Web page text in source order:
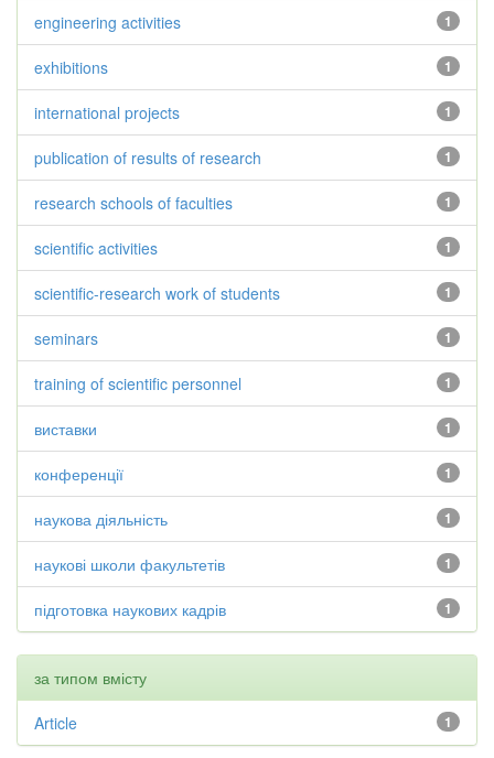
1
engineering activities
1
exhibitions
1
international projects
1
publication of results of research
1
research schools of faculties
1
scientific activities
1
scientific-research work of students
1
seminars
1
training of scientific personnel
1
виставки
1
конференції
1
наукова діяльність
1
наукові школи факультетів
1
підготовка наукових кадрів
за типом вмісту
1
Article